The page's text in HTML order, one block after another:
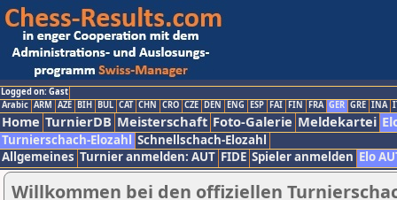
Logged on: Gast
Arabic ARM AZE BIH BUL CAT CHN CRO CZE DEN ENG ESP FAI FIN FRA GER GRE INA
Home TurnierDB Meisterschaft Foto-Galerie Meldekartei
Turnierschach-Elozahl Schnellschach-Elozahl
Allgemeines Turnier anmelden: AUT FIDE Spieler anmelden Elo
Willkommen bei den offiziellen